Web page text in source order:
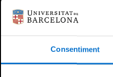
Consentiment